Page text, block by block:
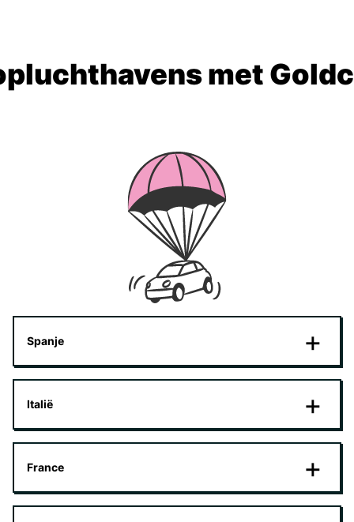
met
Spanje
Italië
France